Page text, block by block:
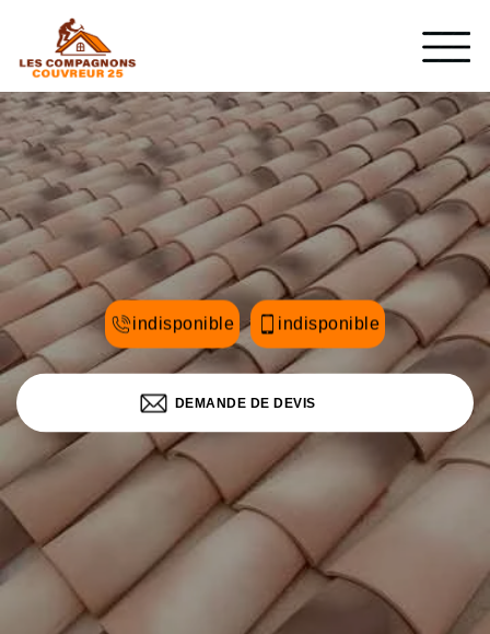
indisponible indisponible
DEMANDE DE DEVIS